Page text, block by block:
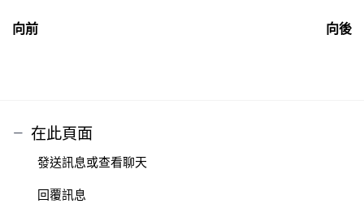
向前 向後
在此頁面
發送訊息或查看聊天
回覆訊息